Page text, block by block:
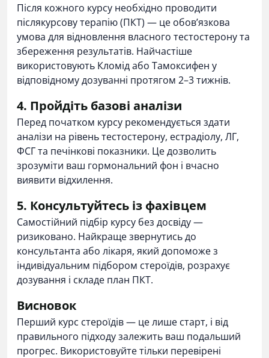
Після кожного курсу необхідно проводити
післякурсову терапію (ПКТ) — це обов’язкова
умова для відновлення власного тестостерону та
збереження результатів. Найчастіше
використовують Кломідабо Тамоксифен у
відповідному дозуванні протягом 2–3 тижнів.
4. Пройдіть базові аналізи
Перед початком курсу рекомендується здати
аналізи на рівень тестостерону, естрадіолу, ЛГ,
ФСГ та печінкові показники. Це дозволить
зрозуміти ваш гормональний фон і вчасно
виявити відхилення.
5. Консультуйтесь із фахівцем
Самостійний підбір курсу без досвіду —
ризиковано. Найкраще звернутись до
консультанта або лікаря, який допоможе з
індивідуальним підбором стероїдів, розрахує
дозування і складе план ПКТ.
Висновок
Перший курс стероїдів — це лише старт, і від
правильного підходу залежить ваш подальший
прогрес. Використовуйте тільки перевірені